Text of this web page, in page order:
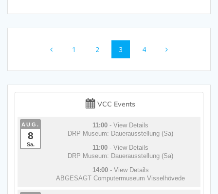
Beitragsnavigation
Seite
1 Seite
2 Seite
3 Seite
4
VCC Events
AUG.
8
Sa.
11:00 - View Details
DRP Museum: Dauerausstellung (Sa)
11:00 - View Details
DRP Museum: Dauerausstellung (Sa)
14:00 - View Details
ABGESAGT Computermuseum Visselhövede